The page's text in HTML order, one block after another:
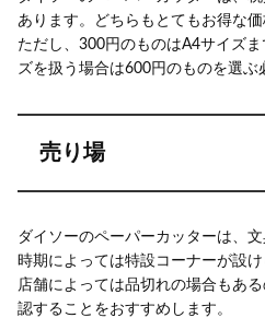
あります。どちらもとてもお得な価
ただし、300円のものはA4サイズ
ズを扱う場合は600円のものを選ぶ
売り場
ダイソーのペーパーカッターは、
時期によっては特設コーナーが設
店舗によっては品切れの場合もあ
認することをおすすめします。